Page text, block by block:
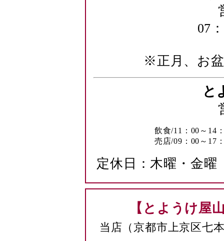
07
※正月、お
と
飲食/11：00～14
売店/09：00～17
定休日：木曜・金曜
【とようけ屋
当店（京都市上京区七